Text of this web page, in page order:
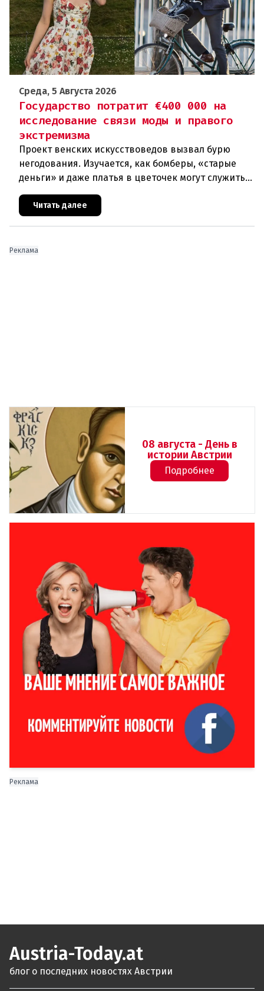
Среда, 5 Августа 2026
Государство потратит €400 000 на
исследование связи моды и правого
экстремизма
Проект венских искусствоведов вызвал бурю
негодования. Изучается, как бомберы, «старые
деньги» и даже платья в цветочек могут служить
инструментом пропаганды. Оппоненты требуют
ответа от министра наук
Читать далее
Реклама
08 августа - День в
истории Австрии
Подробнее
Реклама
Austria-Today.at
блог о последних новостях Австрии